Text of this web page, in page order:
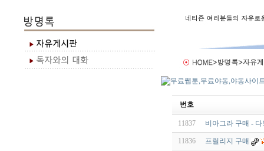
번호
11837 비아그라 구매 -
11836 프릴리지 구매